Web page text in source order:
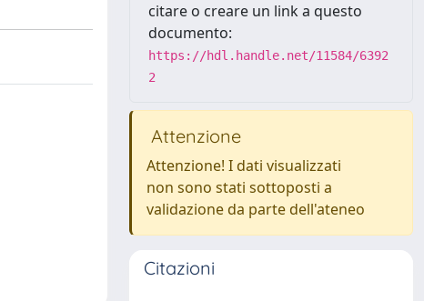
citare o creare un link a questo
documento:
https://hdl.handle.net/11584/6392
2
Attenzione
Attenzione! I dati visualizzati
non sono stati sottoposti a
validazione da parte dell'ateneo
Citazioni